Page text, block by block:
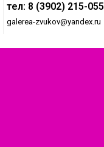
тел: 8 (3902) 215-055
galerea-zvukov@yandex.ru